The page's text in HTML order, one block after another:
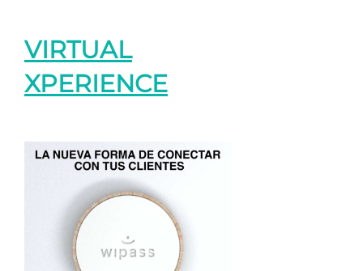
VIRTUAL
XPERIENCE